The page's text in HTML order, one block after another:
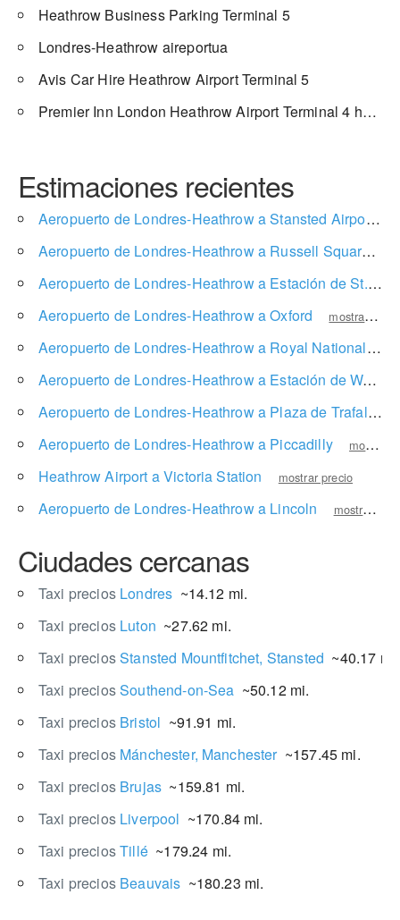
Heathrow Business Parking Terminal 5
Londres-Heathrow aireportua
Avis Car Hire Heathrow Airport Terminal 5
Premier Inn London Heathrow Airport Terminal 4 hotel
Estimaciones recientes
Aeropuerto de Londres-Heathrow a Stansted Airport
Aeropuerto de Londres-Heathrow a Russell Square
Aeropuerto de Londres-Heathrow a Estación de St. Pancras
Aeropuerto de Londres-Heathrow a Oxford
mostrar precio
Aeropuerto de Londres-Heathrow a Royal National Hotel
Aeropuerto de Londres-Heathrow a Estación de Waterloo
Aeropuerto de Londres-Heathrow a Plaza de Trafalgar
Aeropuerto de Londres-Heathrow a Piccadilly
mostrar precio
Heathrow Airport a Victoria Station mostrar precio
Aeropuerto de Londres-Heathrow a Lincoln mostrar precio
Ciudades cercanas
Taxi precios Londres ~14.12 mi.
Taxi precios Luton ~27.62 mi.
Taxi preciosStansted Mountfitchet, Stansted ~40.17 mi.
Taxi preciosSouthend-on-Sea ~50.12 mi.
Taxi precios Bristol ~91.91 mi.
Taxi precios Mánchester, Manchester~157.45 mi.
Taxi precios Brujas ~159.81 mi.
Taxi precios Liverpool ~170.84 mi.
Taxi preciosTillé~179.24 mi.
Taxi precios Beauvais ~180.23 mi.